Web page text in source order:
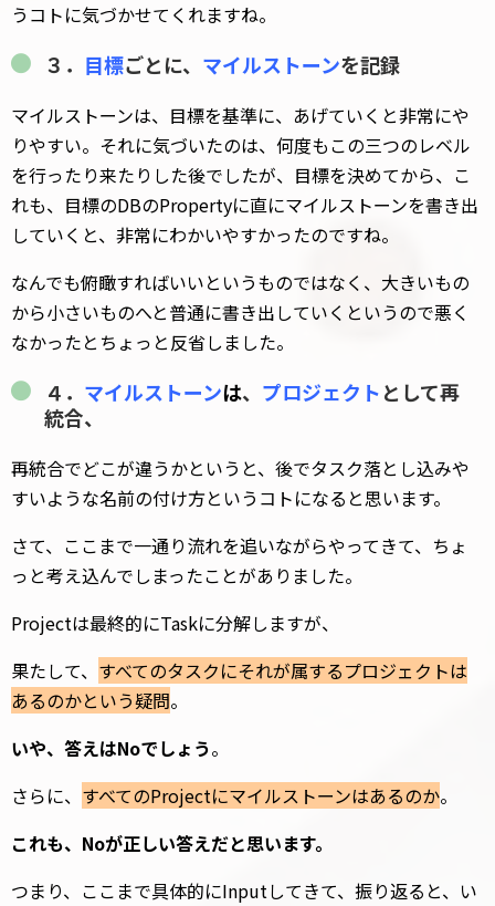
うコトに気づかせてくれますね。
３． 目標ごとに、 マイルストーンを記録
マイルストーンは、目標を基準に、あげていくと非常にや
りやすい。それに気づいたのは、何度もこの三つのレベル
を行ったり来たりした後でしたが、目標を決めてから、こ
れも、目標のDBのPropertyに直にマイルストーンを書き出
していくと、非常にわかいやすかったのですね。
なんでも俯瞰すればいいというものではなく、大きいもの
から小さいものへと普通に書き出していくというので悪く
なかったとちょっと反省しました。
４． マイルストーンは、 プロジェクトとして再
統合、
再統合でどこが違うかというと、後でタスク落とし込みや
すいような名前の付け方というコトになると思います。
さて、ここまで一通り流れを追いながらやってきて、ちょ
っと考え込んでしまったことがありました。
Projectは最終的にTaskに分解しますが、
果たして、 すべてのタスクにそれが属するプロジェクトは
あるのかという疑問。
いや、答えはNoでしょう。
さらに、 すべてのProjectにマイルストーンはあるのか。
これも、Noが正しい答えだと思います。
つまり、ここまで具体的にInputしてきて、振り返ると、い